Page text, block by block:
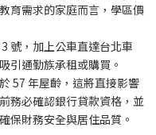
育需求的家庭而言，學區價
號，加上公車直達台北車
引通勤族承租或購買。
57 年屋齡，這將直接影響
務必確認銀行貸款資格，並
保財務安全與居住品質。